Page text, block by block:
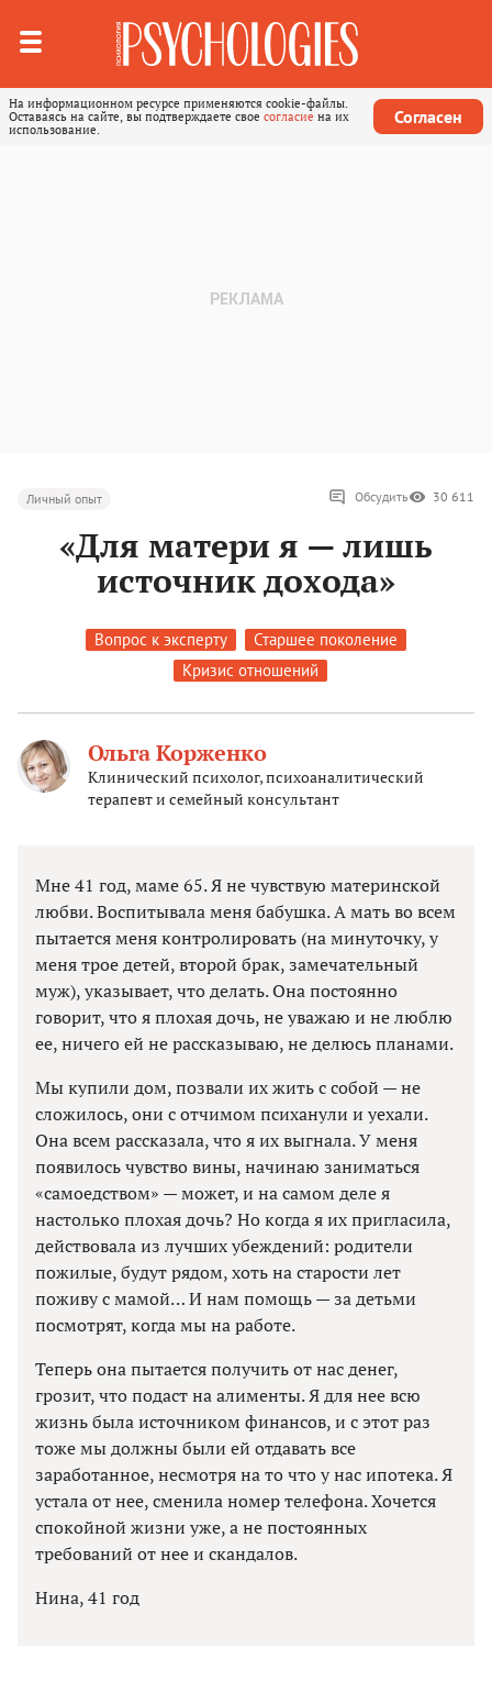
На информационном ресурсе применяются cookie-файлы.
Оставаясь на сайте, вы подтверждаете свое согласие на их
использование.
Согласен
Личный опыт Обсудить 30 611
«Для матери я — лишь
источник дохода»
Вопрос к эксперту
Старшее поколение
Кризис отношений
Ольга Корженко
Клинический психолог, психоаналитический
терапевт и семейный консультант
Мне 41 год, маме 65. Я не чувствую материнской
любви. Воспитывала меня бабушка. А мать во всем
пытается меня контролировать (на минуточку, у
меня трое детей, второй брак, замечательный
муж), указывает, что делать. Она постоянно
говорит, что я плохая дочь, не уважаю и не люблю
ее, ничего ей не рассказываю, не делюсь планами.
Мы купили дом, позвали их жить с собой — не
сложилось, они с отчимом психанули и уехали.
Она всем рассказала, что я их выгнала. У меня
появилось чувство вины, начинаю заниматься
«самоедством» — может, и на самом деле я
настолько плохая дочь? Но когда я их пригласила,
действовала из лучших убеждений: родители
пожилые, будут рядом, хоть на старости лет
поживу с мамой… И нам помощь — за детьми
посмотрят, когда мы на работе.
Теперь она пытается получить от нас денег,
грозит, что подаст на алименты. Я для нее всю
жизнь была источником финансов, и с этот раз
тоже мы должны были ей отдавать все
заработанное, несмотря на то что у нас ипотека. Я
устала от нее, сменила номер телефона. Хочется
спокойной жизни уже, а не постоянных
требований от нее и скандалов.
Нина, 41 год